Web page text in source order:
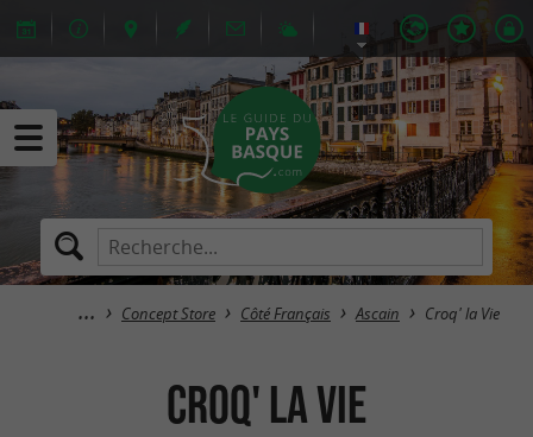
Concept Store Côté Français Ascain Croq' la Vie
Croq' la Vie